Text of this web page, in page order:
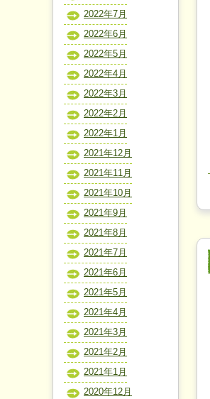
2022年7月
2022年6月
2022年5月
2022年4月
2022年3月
2022年2月
2022年1月
2021年12月
2021年11月
2021年10月
2021年9月
2021年8月
2021年7月
2021年6月
2021年5月
2021年4月
2021年3月
2021年2月
2021年1月
2020年12月